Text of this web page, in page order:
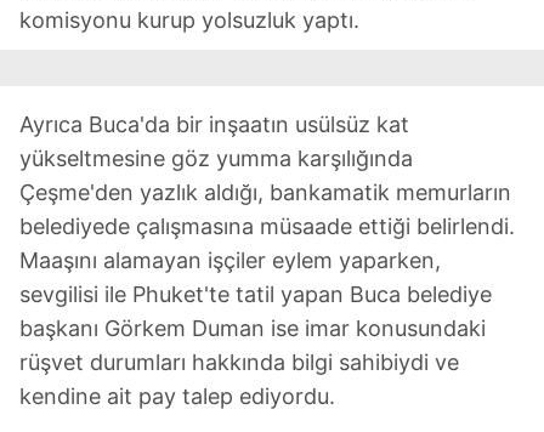
komisyonu kurup yolsuzluk yaptı.
Ayrıca Buca'da bir inşaatın usülsüz kat
yükseltmesine göz yumma karşılığında
Çeşme'den yazlık aldığı, bankamatik memurların
belediyede çalışmasına müsaade ettiği belirlendi.
Maaşını alamayan işçiler eylem yaparken,
sevgilisi ile Phuket'te tatil yapan Buca belediye
başkanı Görkem Duman ise imar konusundaki
rüşvet durumları hakkında bilgi sahibiydi ve
kendine ait pay talep ediyordu.